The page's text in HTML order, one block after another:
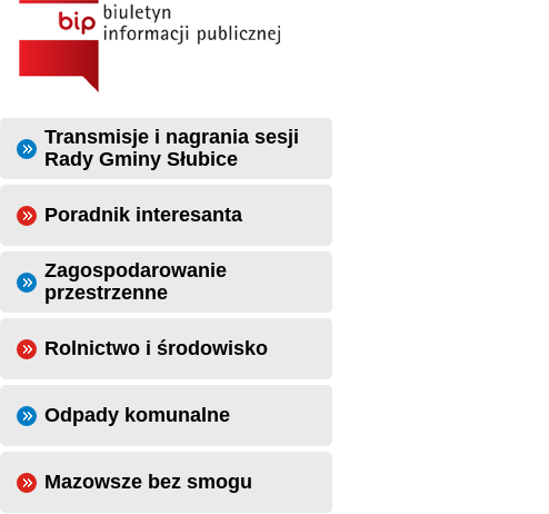
Transmisje i nagrania sesji
Rady Gminy Słubice
Poradnik interesanta
Zagospodarowanie
przestrzenne
Rolnictwo i środowisko
Odpady komunalne
Mazowsze bez smogu